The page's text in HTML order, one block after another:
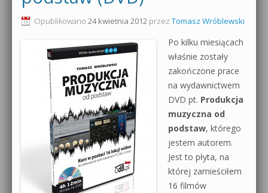
Produkcja muzyczna od podstaw
Sylenth1 od podstaw
Sound Forge od podstaw
Dubstep z syntezatorem Massive
Kontakt 5 Kompendium
0dB.pl - informacje
Materiały dla mediów
Archiwum aktualności
Polityka prywatności
Regulamin
Działanie sklepu internetowego
Opublikowano 24 kwietnia 2012 przez Tomasz Wróblewski
Po kilku miesiącach
właśnie zostały
zakończone prace
na wydawnictwem
DVD pt. Produkcja
muzyczna od
podstaw, którego
jestem autorem.
Jest to płyta, na
której zamieściłem
16 filmów